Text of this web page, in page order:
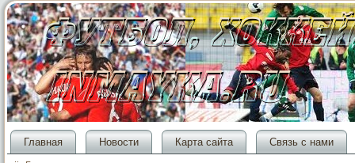
Главная Новости Карта сайта Связь с нами